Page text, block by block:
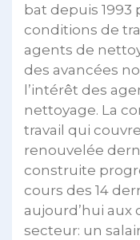
bat depuis 1993
conditions de
agents de
des avancées
l’intérêt des
nettoyage. La
travail qui
renouvelée
construite
cours des 14
aujourd’hui aux
secteur: un